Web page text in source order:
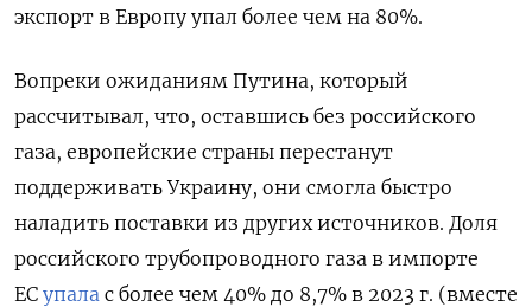
экспорт в Европу упал более чем на 80%.
Вопреки ожиданиям Путина, который
рассчитывал, что, оставшись без российского
газа, европейские страны перестанут
поддерживать Украину, они смогла быстро
наладить поставки из других источников. Доля
российского трубопроводного газа в импорте
ЕС упала с более чем 40% до 8,7% в 2023 г. (вместе